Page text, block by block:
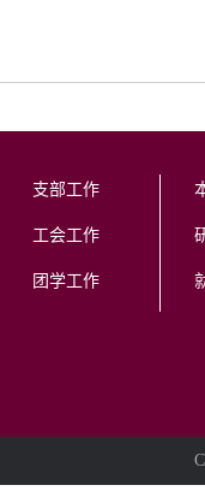
支部工作
工会工作
团学工作